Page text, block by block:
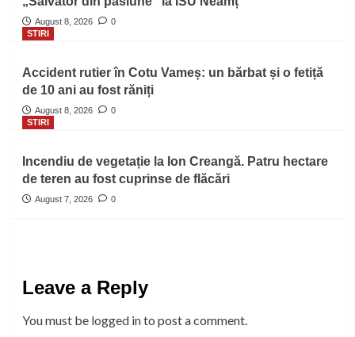
August 8, 2026
0
STIRI
Accident rutier în Cotu Vameș: un bărbat și o fetiță
de 10 ani au fost răniți
August 8, 2026
0
STIRI
Incendiu de vegetație la Ion Creangă. Patru hectare
de teren au fost cuprinse de flăcări
August 7, 2026 0
Leave a Reply
You must be logged into post a comment.